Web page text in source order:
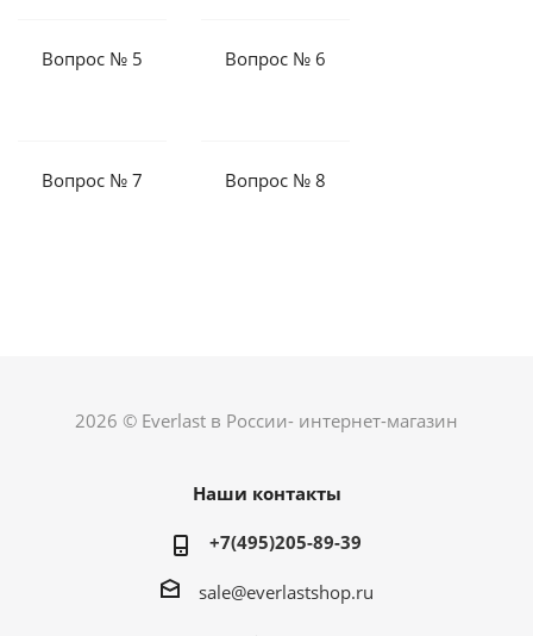
Вопрос № 5 Вопрос № 6
Вопрос № 7 Вопрос № 8
2026 © Everlast в России- интернет-магазин
Наши контакты
+7(495)205-89-39
sale@everlastshop.ru